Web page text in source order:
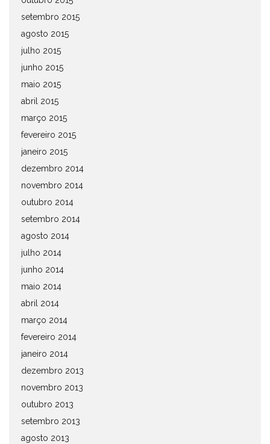
setembro 2015
agosto 2015
julho 2015
junho 2015
maio 2015
abril 2015
março 2015
fevereiro 2015
janeiro 2015
dezembro 2014
novembro 2014
outubro 2014
setembro 2014
agosto 2014
julho 2014
junho 2014
maio 2014
abril 2014
março 2014
fevereiro 2014
janeiro 2014
dezembro 2013
novembro 2013
outubro 2013
setembro 2013
agosto 2013